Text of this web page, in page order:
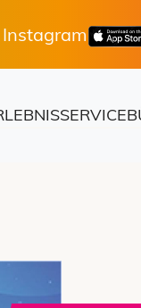
Instagram
SERVICE